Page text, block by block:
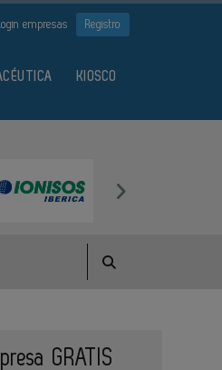
Login empresas Registro
KIOSCO
GRATIS